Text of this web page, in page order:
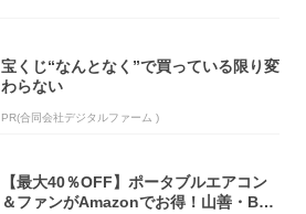
宝くじ“なんとなく”で買っている限り変
わらない
PR(合同会社デジタルファーム )
【最大40％OFF】ポータブルエアコン
＆ファンがAmazonでお得！山善・Bo